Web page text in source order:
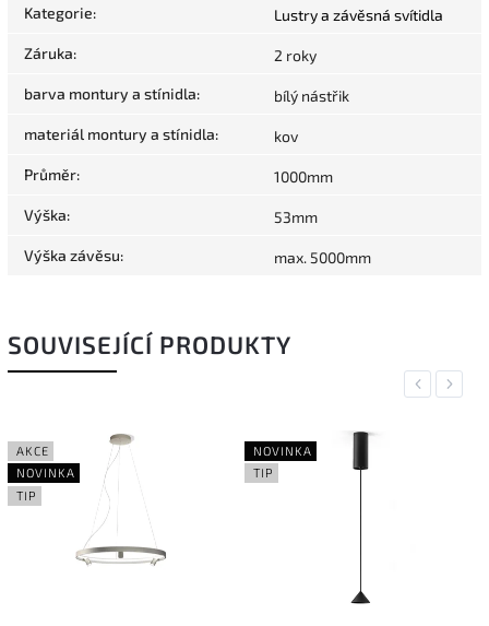
Kategorie: Lustry a závěsná svítidla
Záruka: 2 roky
barva montury a stínidla: bílý nástřik
materiál montury a stínidla: kov
Průměr: 1000mm
Výška: 53mm
Výška závěsu: max. 5000mm
SOUVISEJÍCÍ PRODUKTY
Previous
AKCE
NOVINKA
TIP
NOVINKA
TIP
Next